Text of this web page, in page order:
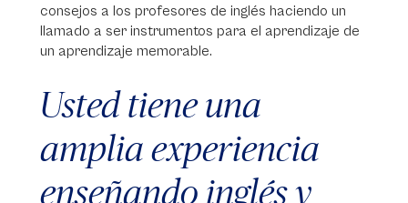
consejos a los profesores de inglés haciendo un
llamado a ser instrumentos para el aprendizaje de
un aprendizaje memorable.
Usted tiene una
amplia experiencia
enseñando inglés y